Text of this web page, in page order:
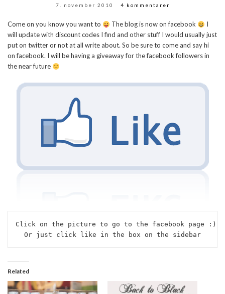
7. november 2010 4 kommentarer
Come on you know you want to The blog is now on facebook
I
will update with discount codes I find and other stuff I would usually just
put on twitter or not at all write about. So be sure to come and say hi
on facebook. I will be having a giveaway for the facebook followers in
the near future
Click on the picture to go to the facebook page :)
Or just click like in the box on the sidebar
Related